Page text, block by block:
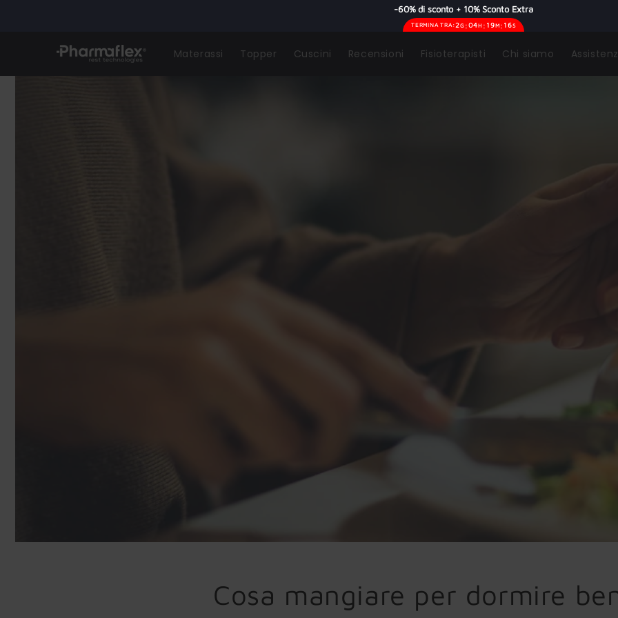
content
-60% di sconto + 10% Sconto Extra
TERMINA TRA:2G :04H : 19M : 14S
Materassi Topper Cuscini Recensioni Fisioterapisti Chi siamo
Cosa mangiare per dormire